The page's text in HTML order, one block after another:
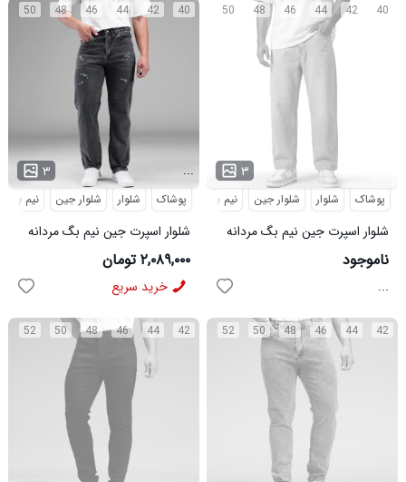
40
42
44
46
48
50
۳ ...
پوشاک شلوار شلوار جین نیم بگ
شلوار اسپرت جین نیم بگ مردانه
ذغالی مدل 48401
۲,۰۸۹,۰۰۰ تومان
خرید سریع
40
42
44
46
48
50
۳
پوشاک شلوار شلوار جین نیم بگ
شلوار اسپرت جین نیم بگ مردانه
مدل 49772
ناموجود
...
42
44
46
48
50
52 42
44
46
48
50
52